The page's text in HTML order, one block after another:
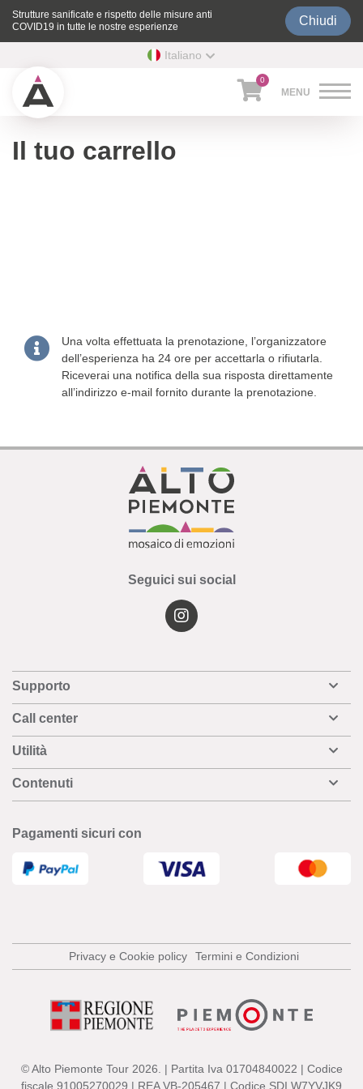
Strutture sanificate e rispetto delle misure anti
COVID19 in tutte le nostre esperienze
Chiudi
Italiano
0
Il tuo carrello
Una volta effettuata la prenotazione, l’organizzatore
dell’esperienza ha 24 ore per accettarla o rifiutarla.
Riceverai una notifica della sua risposta direttamente
all’indirizzo e-mail fornito durante la prenotazione.
Seguici sui social
Supporto
Call center
Utilità
Contenuti
Pagamenti sicuri con
Privacy e Cookie policy Termini e Condizioni
© Alto Piemonte Tour 2026. | Partita Iva 01704840022 | Codice
fiscale 91005270029 | REA VB-205467 | Codice SDI W7YVJK9